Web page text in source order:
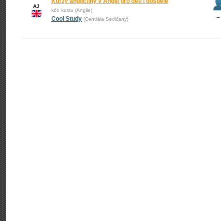
AJ
kód kurzu (Anglie)
Cool Study (Centrála Sedlčany) –